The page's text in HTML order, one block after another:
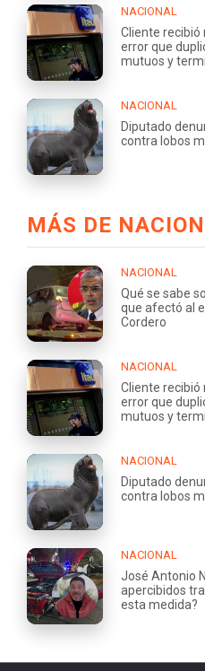
NACIONAL
Cliente recibió
error que
mutuos y
NACIONAL
Diputado
contra lobos
MÁS DE
NACIONAL
Qué se sabe
que afectó al
Cordero
NACIONAL
Cliente recibió
error que
mutuos y
NACIONAL
Diputado
contra lobos
NACIONAL
José Antonio
apercibidos
esta medida?